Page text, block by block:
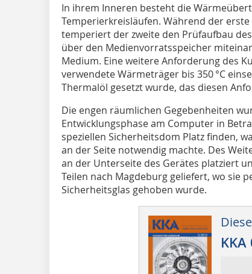
In ihrem Inneren besteht die
Temperierkreisläufen. Während der
temperiert der zweite den Prüfaufbau
über den Medienvorratsspeicher
Medium. Eine weitere Anforderung des
verwendete Wärmeträger bis 350 °C
Thermalöl gesetzt wurde, das diesen
Die engen räumlichen Gegebenheiten
Entwicklungsphase am Computer in
speziellen Sicherheitsdom Platz finden,
an der Seite notwendig machte. Des
an der Unterseite des Gerätes platziert
Teilen nach Magdeburg geliefert, wo sie
Sicherheitsglas gehoben wurde.